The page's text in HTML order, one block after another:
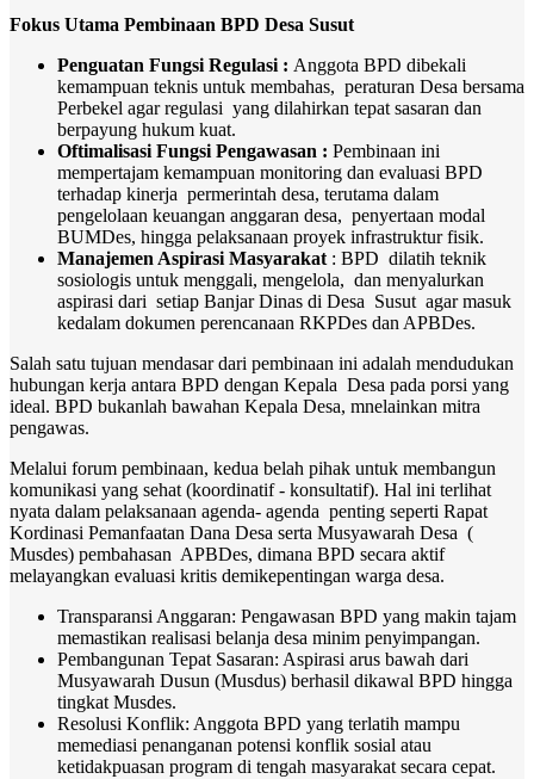
Fokus Utama Pembinaan BPD Desa Susut
Penguatan Fungsi Regulasi : Anggota BPD dibekali
kemampuan teknis untuk membahas, peraturan Desa bersama
Perbekel agar regulasi yang dilahirkan tepat sasaran dan
berpayung hukum kuat.
Oftimalisasi Fungsi Pengawasan : Pembinaan ini
mempertajam kemampuan monitoring dan evaluasi BPD
terhadap kinerja permerintah desa, terutama dalam
pengelolaan keuangan anggaran desa, penyertaan modal
BUMDes, hingga pelaksanaan proyek infrastruktur fisik.
Manajemen Aspirasi Masyarakat: BPD dilatih teknik
sosiologis untuk menggali, mengelola, dan menyalurkan
aspirasi dari setiap Banjar Dinas di Desa Susut agar masuk
kedalam dokumen perencanaan RKPDes dan APBDes.
Salah satu tujuan mendasar dari pembinaan ini adalah mendudukan
hubungan kerja antara BPD dengan Kepala Desa pada porsi yang
ideal. BPD bukanlah bawahan Kepala Desa, mnelainkan mitra
pengawas.
Melalui forum pembinaan, kedua belah pihak untuk membangun
komunikasi yang sehat (koordinatif - konsultatif). Hal ini terlihat
nyata dalam pelaksanaan agenda- agenda penting seperti Rapat
Kordinasi Pemanfaatan Dana Desa serta Musyawarah Desa (
Musdes) pembahasan APBDes, dimana BPD secara aktif
melayangkan evaluasi kritis demikepentingan warga desa.
Transparansi Anggaran: Pengawasan BPD yang makin tajam
memastikan realisasi belanja desa minim penyimpangan.
Pembangunan Tepat Sasaran: Aspirasi arus bawah dari
Musyawarah Dusun (Musdus) berhasil dikawal BPD hingga
tingkat Musdes.
Resolusi Konflik: Anggota BPD yang terlatih mampu
memediasi penanganan potensi konflik sosial atau
ketidakpuasan program di tengah masyarakat secara cepat.